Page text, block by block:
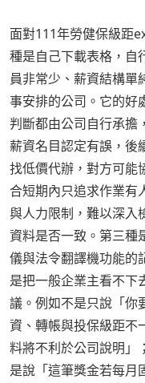
面對111年勞健保級距
種是自己下載表格，自
員非常少、薪資結構單
事安排的公司。它的好
判斷都由公司自行承擔
薪資名目認定有誤，後
找低價代辦，對方可能
合短期內只追求作業有
與人力限制，難以深入
資料是否一致。第三種
儀與法令翻譯機功能的
是把一般企業主看不下
議。例如不是只說「你
資、轉帳與投保級距不
料將不利於公司說明」
是說「這筆獎金若每月